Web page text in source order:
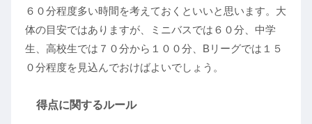
６０分程度多い時間を考えておくといいと思います。大
体の目安ではありますが、ミニバスでは６０分、中学
生、高校生では７０分から１００分、Bリーグでは１５
０分程度を見込んでおけばよいでしょう。
得点に関するルール